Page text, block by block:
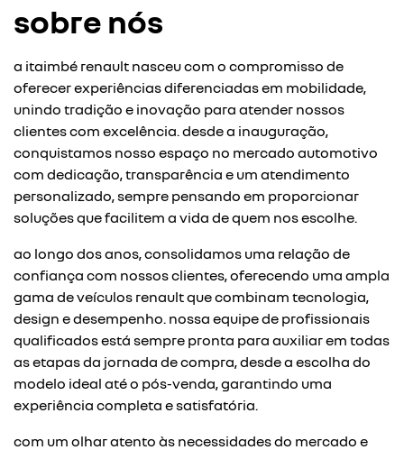
sobre nós
a itaimbé renault nasceu com o compromisso de
oferecer experiências diferenciadas em mobilidade,
unindo tradição e inovação para atender nossos
clientes com excelência. desde a inauguração,
conquistamos nosso espaço no mercado automotivo
com dedicação, transparência e um atendimento
personalizado, sempre pensando em proporcionar
soluções que facilitem a vida de quem nos escolhe.
ao longo dos anos, consolidamos uma relação de
confiança com nossos clientes, oferecendo uma ampla
gama de veículos renault que combinam tecnologia,
design e desempenho. nossa equipe de profissionais
qualificados está sempre pronta para auxiliar em todas
as etapas da jornada de compra, desde a escolha do
modelo ideal até o pós-venda, garantindo uma
experiência completa e satisfatória.
com um olhar atento às necessidades do mercado e